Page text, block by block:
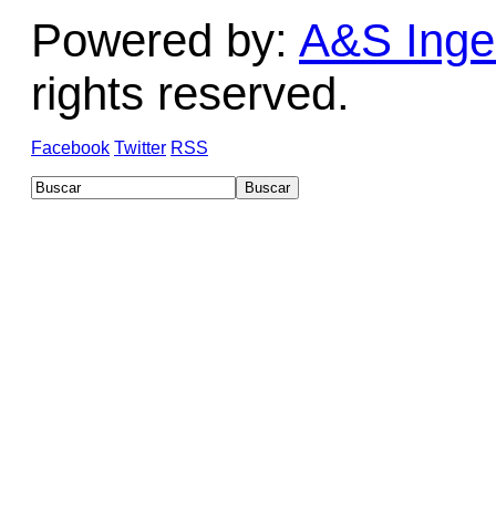
Powered by: A&S
rights reserved.
Facebook Twitter RSS